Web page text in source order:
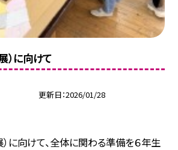
）に向けて
更新日 2026/01/28
に向けて、全体に関わる準備を６年生